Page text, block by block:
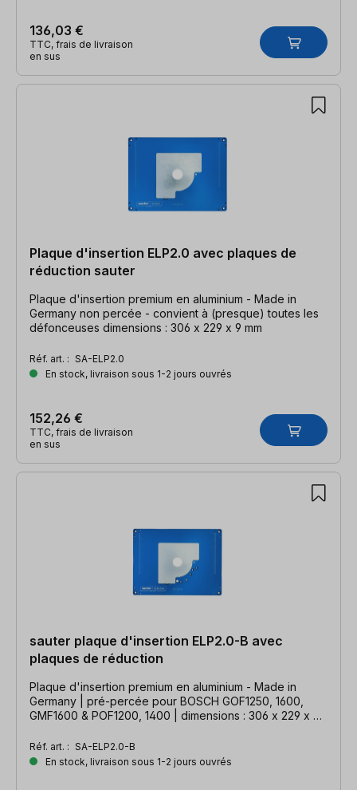
136,03 €
TTC, frais de livraison
en sus
Plaque d'insertion ELP2.0 avec plaques de
réduction sauter
Plaque d'insertion premium en aluminium - Made in
Germany non percée - convient à (presque) toutes les
défonceuses dimensions : 306 x 229 x 9 mm
Réf. art. : SA-ELP2.0
En stock, livraison sous 1-2 jours ouvrés
152,26 €
TTC, frais de livraison
en sus
sauter plaque d'insertion ELP2.0-B avec
plaques de réduction
Plaque d'insertion premium en aluminium - Made in
Germany | pré-percée pour BOSCH GOF1250, 1600,
GMF1600 & POF1200, 1400 | dimensions : 306 x 229 x 9
Réf. art. : SA-ELP2.0-B
En stock, livraison sous 1-2 jours ouvrés